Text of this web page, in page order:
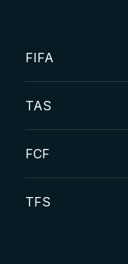
FIFA
TAS
FCF
TFS